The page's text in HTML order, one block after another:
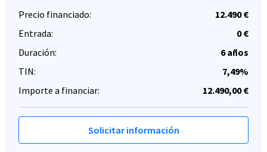
Precio financiado:
12.490 €
Entrada:
0 €
Duración:
6 años
TIN:
7,49%
Importe a financiar:
12.490,00 €
Solicitar información